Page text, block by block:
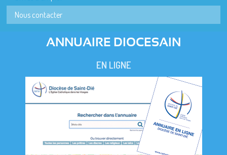
Nous contacter
ANNUAIRE DIOCESAIN
EN LIGNE